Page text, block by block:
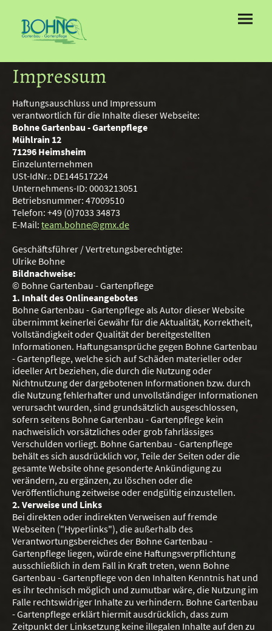
Impressum
Haftungsauschluss und Impressum
verantwortlich für die Inhalte dieser Webseite:
Bohne Gartenbau - Gartenpflege
Mühlrain 12
71296 Heimsheim
Einzelunternehmen
USt-IdNr.: DE144517224
Unternehmens-ID: 0003213051
Betriebsnummer: 47009510
Telefon: +49 (0)7033 34873
E-Mail: team.bohne@gmx.de
Geschäftsführer / Vertretungsberechtigte:
Ulrike Bohne
Bildnachweise:
© Bohne Gartenbau - Gartenpflege
1. Inhalt des Onlineangebotes
Bohne Gartenbau - Gartenpflege als Autor dieser Website
übernimmt keinerlei Gewähr für die Aktualität, Korrektheit,
Vollständigkeit oder Qualität der bereitgestellten
Informationen. Haftungsansprüche gegen Bohne Gartenbau
- Gartenpflege, welche sich auf Schäden materieller oder
ideeller Art beziehen, die durch die Nutzung oder
Nichtnutzung der dargebotenen Informationen bzw. durch
die Nutzung fehlerhafter und unvollständiger Informationen
verursacht wurden, sind grundsätzlich ausgeschlossen,
sofern seitens Bohne Gartenbau - Gartenpflege kein
nachweislich vorsätzliches oder grob fahrlässiges
Verschulden vorliegt. Bohne Gartenbau - Gartenpflege
behält es sich ausdrücklich vor, Teile der Seiten oder die
gesamte Website ohne gesonderte Ankündigung zu
verändern, zu ergänzen, zu löschen oder die
Veröffentlichung zeitweise oder endgültig einzustellen.
2. Verweise und Links
Bei direkten oder indirekten Verweisen auf fremde
Webseiten ("Hyperlinks"), die außerhalb des
Verantwortungsbereiches der Bohne Gartenbau -
Gartenpflege liegen, würde eine Haftungsverpflichtung
ausschließlich in dem Fall in Kraft treten, wenn Bohne
Gartenbau - Gartenpflege von den Inhalten Kenntnis hat und
es ihr technisch möglich und zumutbar wäre, die Nutzung im
Falle rechtswidriger Inhalte zu verhindern. Bohne Gartenbau
- Gartenpflege erklärt hiermit ausdrücklich, dass zum
Zeitpunkt der Linksetzung keine illegalen Inhalte auf den zu